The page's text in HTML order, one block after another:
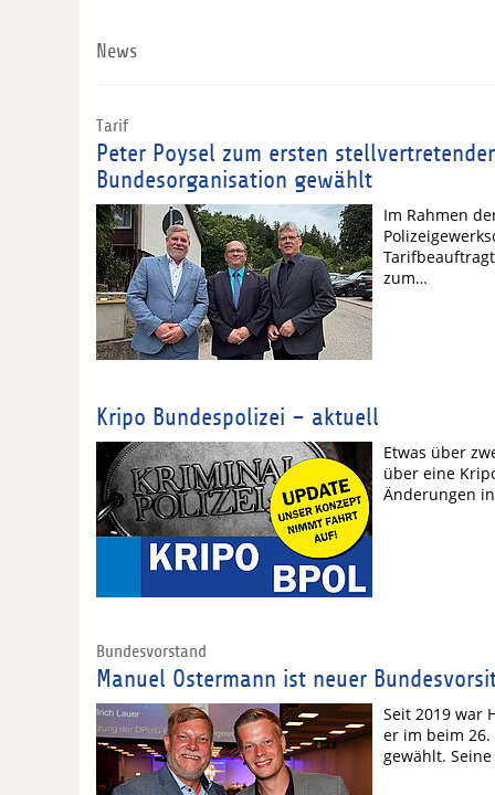
News
Tarif
Peter Poysel zum ersten
Bundesorganisation gewählt
Im Rahmen
zum…
Kripo Bundespolizei – aktuell
Etwas über
über eine
Änderungen
Bundesvorstand
Manuel Ostermann ist neuer
Seit 2019 war
er im beim 26.
gewählt.